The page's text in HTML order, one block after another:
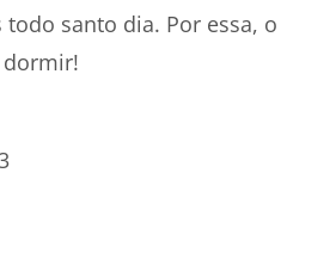
santo dia. Por essa, o